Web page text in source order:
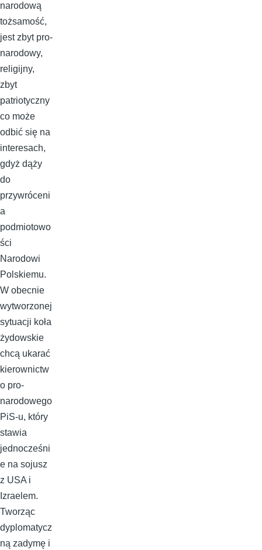
narodową
tożsamość,
jest zbyt pro-
narodowy,
religijny,
zbyt
patriotyczny
co może
odbić się na
interesach,
gdyż dąży
do
przywróceni
a
podmiotowo
ści
Narodowi
Polskiemu.
W obecnie
wytworzonej
sytuacji koła
żydowskie
chcą ukarać
kierownictw
o pro-
narodowego
PiS-u, który
stawia
jednocześni
e na sojusz
z USA i
Izraelem.
Tworząc
dyplomatycz
ną zadymę i